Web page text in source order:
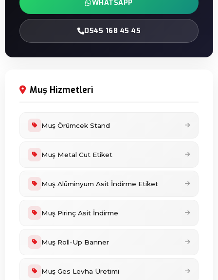
WHATSAPP
0545 168 45 45
Muş Hizmetleri
Muş Örümcek Stand
Muş Metal Cut Etiket
Muş Alüminyum Asit İndirme Etiket
Muş Pirinç Asit İndirme
Muş Roll-Up Banner
Muş Ges Levha Üretimi